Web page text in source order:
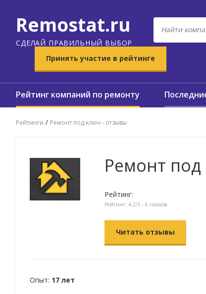
Remostat.ru
СДЕЛАЙ ПРАВИЛЬНЫЙ ВЫБОР
Принять участие в рейтинге
Рейтинг компаний по ремонту
Рейтинги / Ремонт под ключ - отзывы
Ремонт
Рейтинг:
Рейтинг: 4.2/5 - 6 голосов
Читать отзывы
Опыт: 17 лет